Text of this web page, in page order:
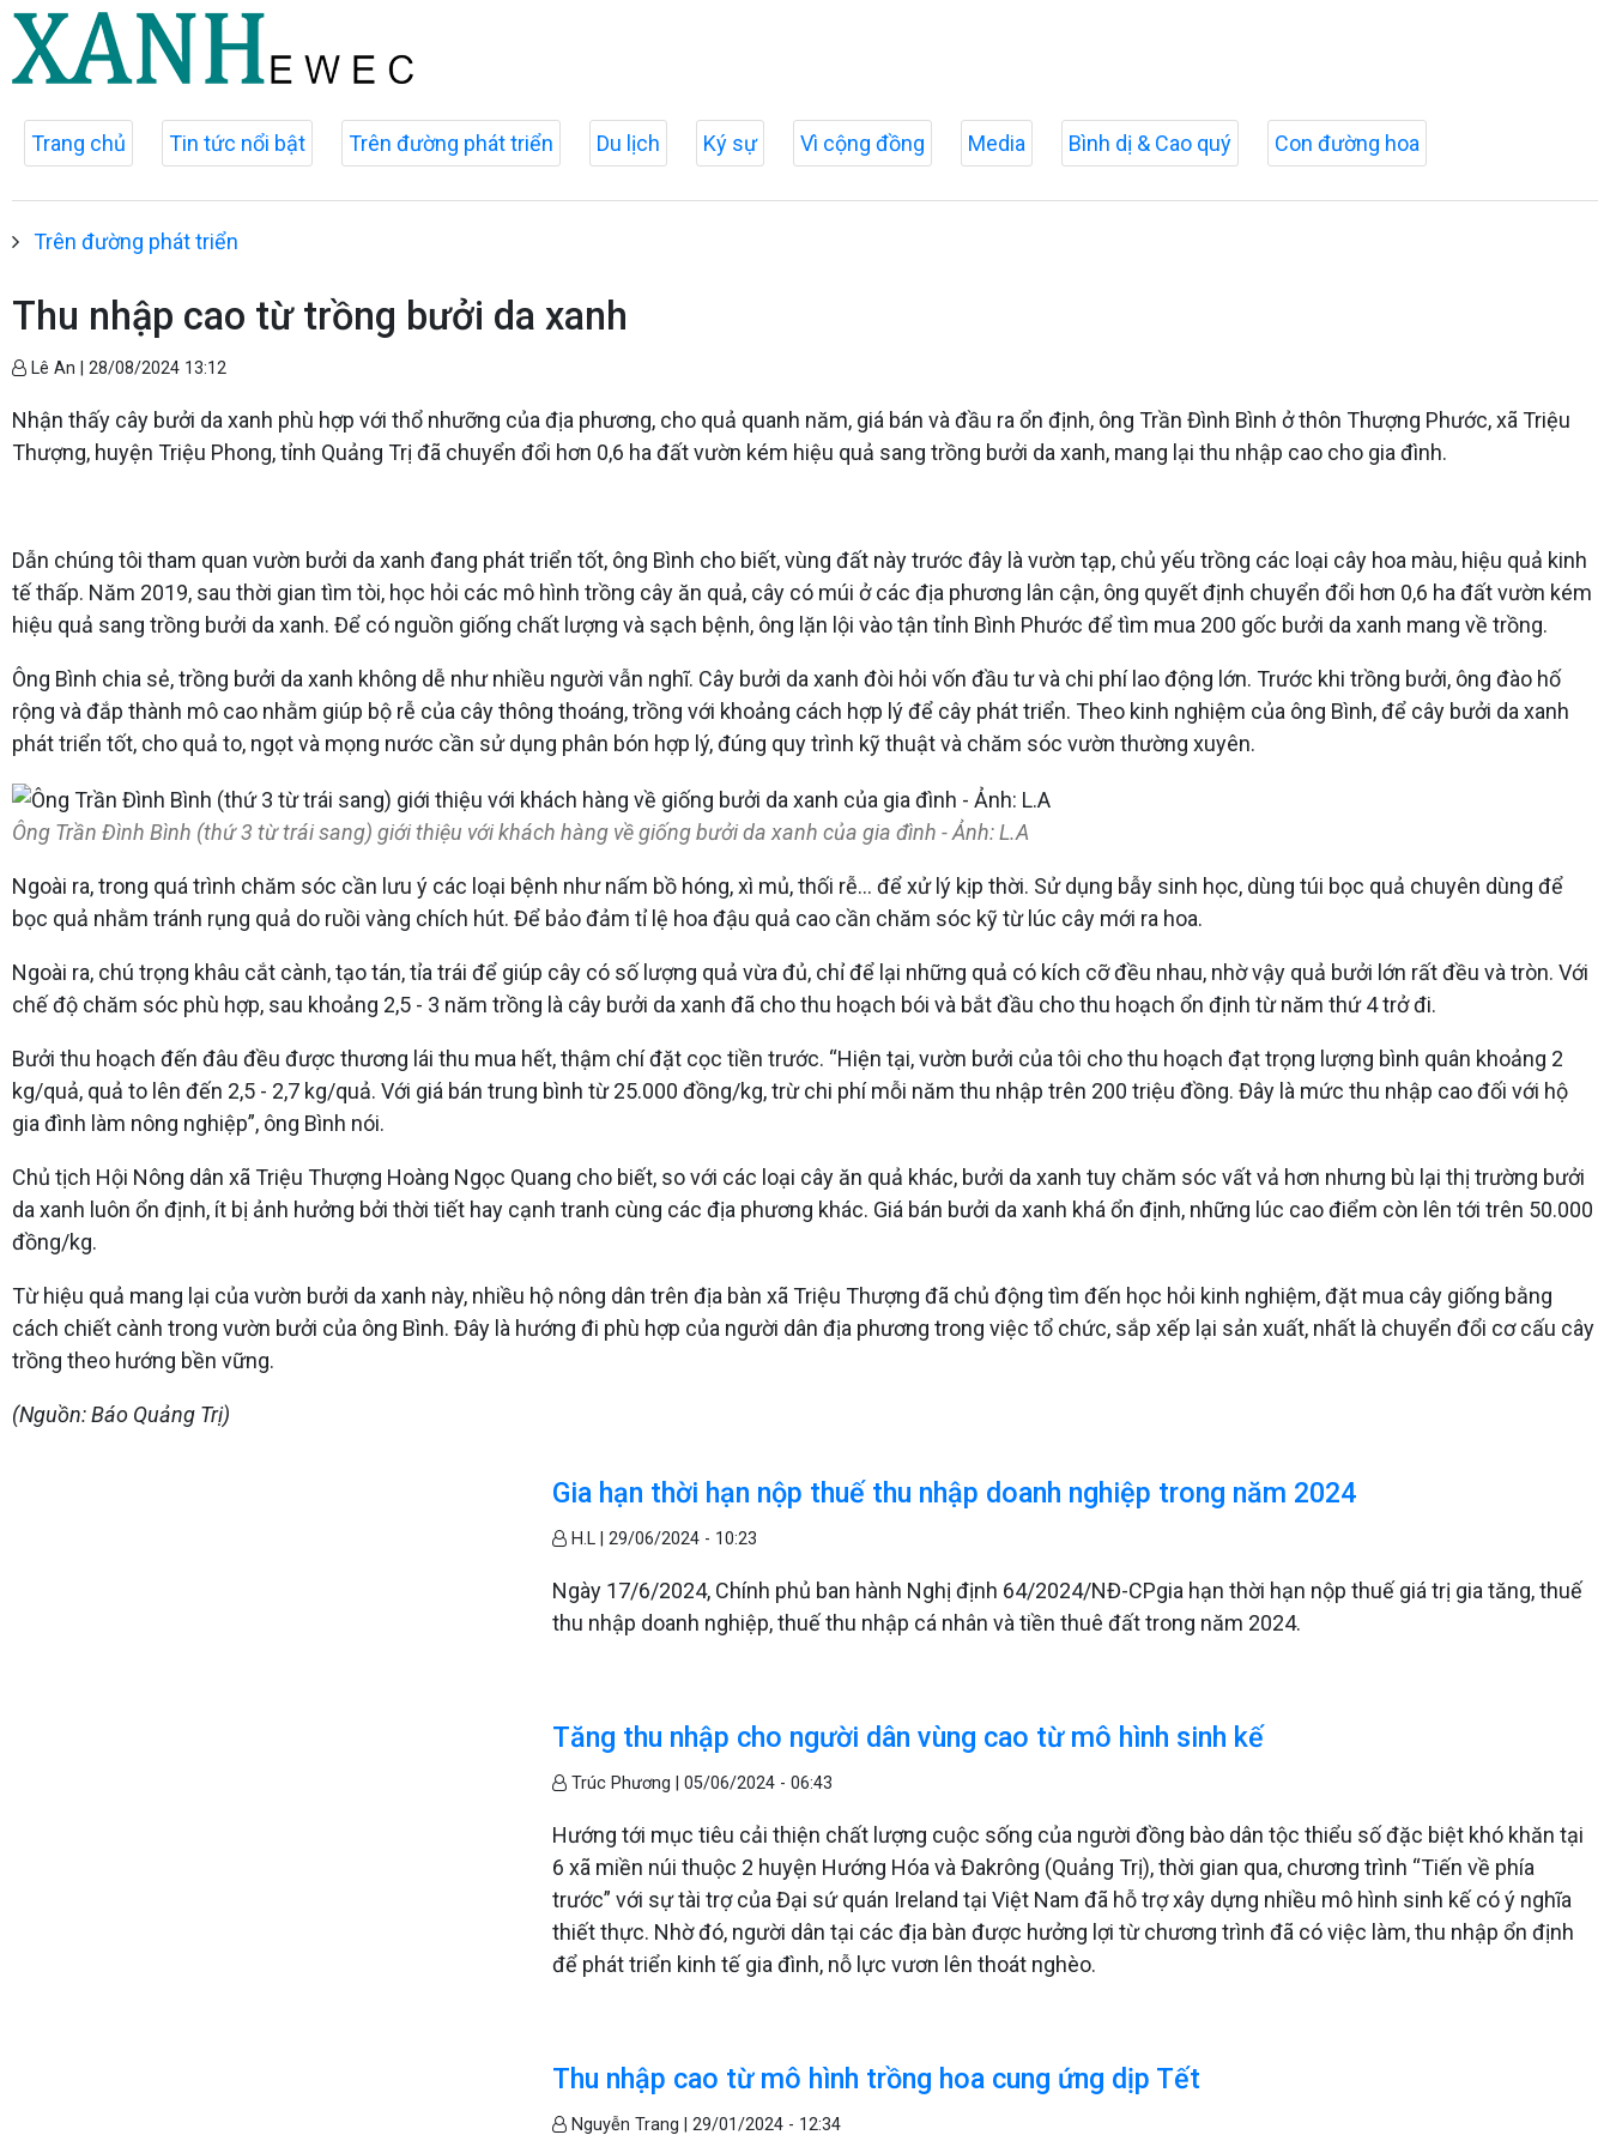
Trang chủ Tin tức nổi bật Trên đường phát triển Du lịch Ký sự Vì cộng đồng Media Bình dị & Cao quý Con đường hoa
Trên đường phát triển
Thu nhập cao từ trồng bưởi da xanh
Lê An | 28/08/2024 13:12
Nhận thấy cây bưởi da xanh phù hợp với thổ nhưỡng của địa phương, cho quả quanh năm, giá bán và đầu ra ổn định, ông Trần Đình Bình ở thôn Thượng Phước, xã Triệu
Thượng, huyện Triệu Phong, tỉnh Quảng Trị đã chuyển đổi hơn 0,6 ha đất vườn kém hiệu quả sang trồng bưởi da xanh, mang lại thu nhập cao cho gia đình.
Dẫn chúng tôi tham quan vườn bưởi da xanh đang phát triển tốt, ông Bình cho biết, vùng đất này trước đây là vườn tạp, chủ yếu trồng các loại cây hoa màu, hiệu quả kinh
tế thấp. Năm 2019, sau thời gian tìm tòi, học hỏi các mô hình trồng cây ăn quả, cây có múi ở các địa phương lân cận, ông quyết định chuyển đổi hơn 0,6 ha đất vườn kém
hiệu quả sang trồng bưởi da xanh. Để có nguồn giống chất lượng và sạch bệnh, ông lặn lội vào tận tỉnh Bình Phước để tìm mua 200 gốc bưởi da xanh mang về trồng.
Ông Bình chia sẻ, trồng bưởi da xanh không dễ như nhiều người vẫn nghĩ. Cây bưởi da xanh đòi hỏi vốn đầu tư và chi phí lao động lớn. Trước khi trồng bưởi, ông đào hố
rộng và đắp thành mô cao nhằm giúp bộ rễ của cây thông thoáng, trồng với khoảng cách hợp lý để cây phát triển. Theo kinh nghiệm của ông Bình, để cây bưởi da xanh
phát triển tốt, cho quả to, ngọt và mọng nước cần sử dụng phân bón hợp lý, đúng quy trình kỹ thuật và chăm sóc vườn thường xuyên.
Ông Trần Đình Bình (thứ 3 từ trái sang) giới thiệu với khách hàng về giống bưởi da xanh của gia đình - Ảnh: L.A
Ngoài ra, trong quá trình chăm sóc cần lưu ý các loại bệnh như nấm bồ hóng, xì mủ, thối rễ... để xử lý kịp thời. Sử dụng bẫy sinh học, dùng túi bọc quả chuyên dùng để
bọc quả nhằm tránh rụng quả do ruồi vàng chích hút. Để bảo đảm tỉ lệ hoa đậu quả cao cần chăm sóc kỹ từ lúc cây mới ra hoa.
Ngoài ra, chú trọng khâu cắt cành, tạo tán, tỉa trái để giúp cây có số lượng quả vừa đủ, chỉ để lại những quả có kích cỡ đều nhau, nhờ vậy quả bưởi lớn rất đều và tròn. Với
chế độ chăm sóc phù hợp, sau khoảng 2,5 - 3 năm trồng là cây bưởi da xanh đã cho thu hoạch bói và bắt đầu cho thu hoạch ổn định từ năm thứ 4 trở đi.
Bưởi thu hoạch đến đâu đều được thương lái thu mua hết, thậm chí đặt cọc tiền trước. “Hiện tại, vườn bưởi của tôi cho thu hoạch đạt trọng lượng bình quân khoảng 2
kg/quả, quả to lên đến 2,5 - 2,7 kg/quả. Với giá bán trung bình từ 25.000 đồng/kg, trừ chi phí mỗi năm thu nhập trên 200 triệu đồng. Đây là mức thu nhập cao đối với hộ
gia đình làm nông nghiệp”, ông Bình nói.
Chủ tịch Hội Nông dân xã Triệu Thượng Hoàng Ngọc Quang cho biết, so với các loại cây ăn quả khác, bưởi da xanh tuy chăm sóc vất vả hơn nhưng bù lại thị trường bưởi
da xanh luôn ổn định, ít bị ảnh hưởng bởi thời tiết hay cạnh tranh cùng các địa phương khác. Giá bán bưởi da xanh khá ổn định, những lúc cao điểm còn lên tới trên 50.000
đồng/kg.
Từ hiệu quả mang lại của vườn bưởi da xanh này, nhiều hộ nông dân trên địa bàn xã Triệu Thượng đã chủ động tìm đến học hỏi kinh nghiệm, đặt mua cây giống bằng
cách chiết cành trong vườn bưởi của ông Bình. Đây là hướng đi phù hợp của người dân địa phương trong việc tổ chức, sắp xếp lại sản xuất, nhất là chuyển đổi cơ cấu cây
trồng theo hướng bền vững.
(Nguồn: Báo Quảng Trị)
Gia hạn thời hạn nộp thuế thu nhập doanh nghiệp trong năm 2024
H.L |29/06/2024 - 10:23
Ngày 17/6/2024, Chính phủ ban hành Nghị định 64/2024/NĐ-CPgia hạn thời hạn nộp thuế giá trị gia tăng, thuế
thu nhập doanh nghiệp, thuế thu nhập cá nhân và tiền thuê đất trong năm 2024.
Tăng thu nhập cho người dân vùng cao từ mô hình sinh kế
Trúc Phương |05/06/2024 - 06:43
Hướng tới mục tiêu cải thiện chất lượng cuộc sống của người đồng bào dân tộc thiểu số đặc biệt khó khăn tại
6 xã miền núi thuộc 2 huyện Hướng Hóa và Đakrông (Quảng Trị), thời gian qua, chương trình “Tiến về phía
trước” với sự tài trợ của Đại sứ quán Ireland tại Việt Nam đã hỗ trợ xây dựng nhiều mô hình sinh kế có ý nghĩa
thiết thực. Nhờ đó, người dân tại các địa bàn được hưởng lợi từ chương trình đã có việc làm, thu nhập ổn định
để phát triển kinh tế gia đình, nỗ lực vươn lên thoát nghèo.
Thu nhập cao từ mô hình trồng hoa cung ứng dịp Tết
Nguyễn Trang |29/01/2024 - 12:34